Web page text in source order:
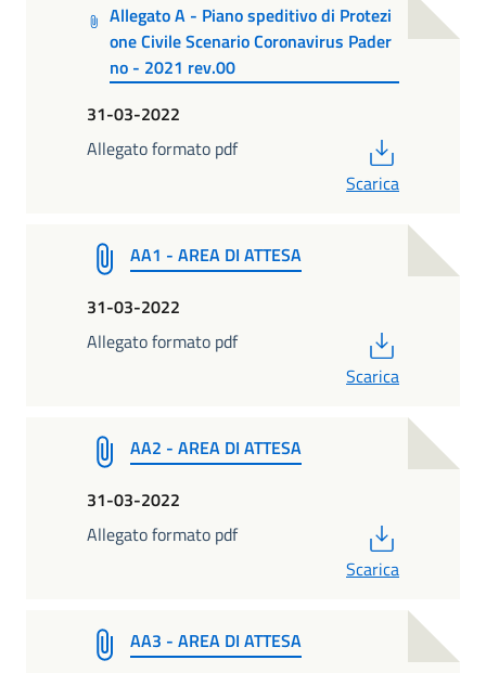
Allegato A - Piano speditivo di Protezi
one Civile Scenario Coronavirus Pader
no - 2021 rev.00
31-03-2022
Allegato formato pdf
Scarica
AA1 - AREA DI ATTESA
31-03-2022
Allegato formato pdf
Scarica
AA2 - AREA DI ATTESA
31-03-2022
Allegato formato pdf
Scarica
AA3 - AREA DI ATTESA